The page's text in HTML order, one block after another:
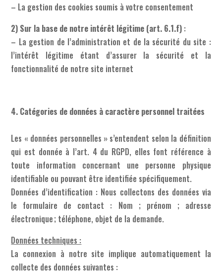
– La gestion des cookies soumis à votre consentement
2) Sur la base de notre intérêt légitime (art. 6.1.f) :
– La gestion de l’administration et de la sécurité du site :
l’intérêt légitime étant d’assurer la sécurité et la
fonctionnalité de notre site internet
4. Catégories de données à caractère personnel traitées
Les « données personnelles » s’entendent selon la définition
qui est donnée à l’art. 4 du RGPD, elles font référence à
toute information concernant une personne physique
identifiable ou pouvant être identifiée spécifiquement.
Données d’identification : Nous collectons des données via
le formulaire de contact : Nom ; prénom ; adresse
électronique ; téléphone, objet de la demande.
Données techniques :
La connexion à notre site implique automatiquement la
collecte des données suivantes :